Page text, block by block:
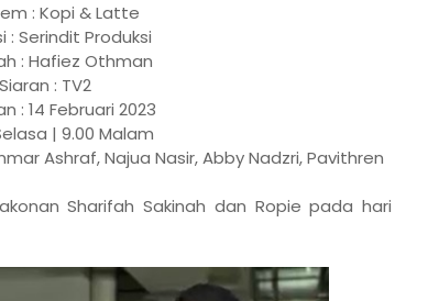
: Kopi & Latte
: Serindit Produksi
: Hafiez Othman
Siaran : TV2
: 14 Februari 2023
| 9.00 Malam
Ashraf, Najua Nasir, Abby Nadzri, Pavithren
Sharifah Sakinah dan Ropie pada hari